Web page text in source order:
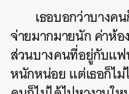
เธอบอกว่าบางค
จ่ายมากมายนัก ค่าห้อ
ส่วนบางคนที่อยู่กับแ
หนักหน่อย แต่เธอก็ไ